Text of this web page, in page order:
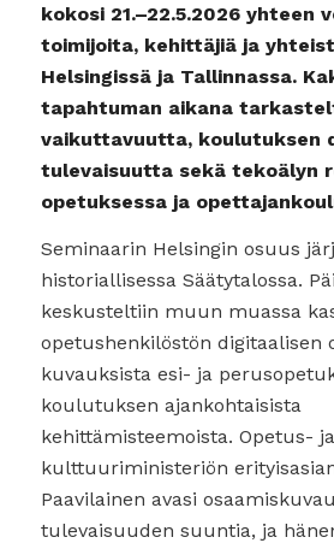
kokosi 21.–22.5.2026 yhteen
toimijoita, kehittäjiä ja
Helsingissä ja Tallinnassa.
tapahtuman aikana
vaikuttavuutta, koulutuksen
tulevaisuutta sekä tekoälyn
opetuksessa ja
Seminaarin Helsingin osuus
historiallisessa Säätytalossa.
keskusteltiin muun muassa
opetushenkilöstön digitaalisen
kuvauksista esi- ja
koulutuksen ajankohtaisista
kehittämisteemoista. Opetus- ja
kulttuuriministeriön
Paavilainen avasi
tulevaisuuden suuntia, ja